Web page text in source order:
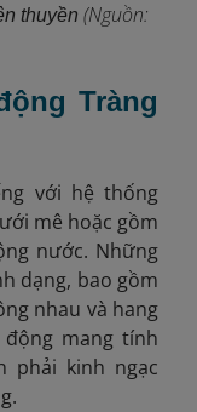
thuyền (Nguồn:
Tràng
với hệ thống
mê hoặc gồm
nước. Những
dạng, bao gồm
nhau và hang
mang tính
phải kinh ngạc